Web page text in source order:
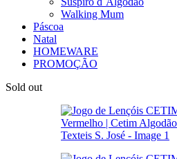
Walking Mum
Páscoa
Natal
HOMEWARE
PROMOÇÃO
Sold out